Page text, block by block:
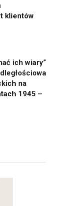
klientów
ich wiary”
na
1945 –